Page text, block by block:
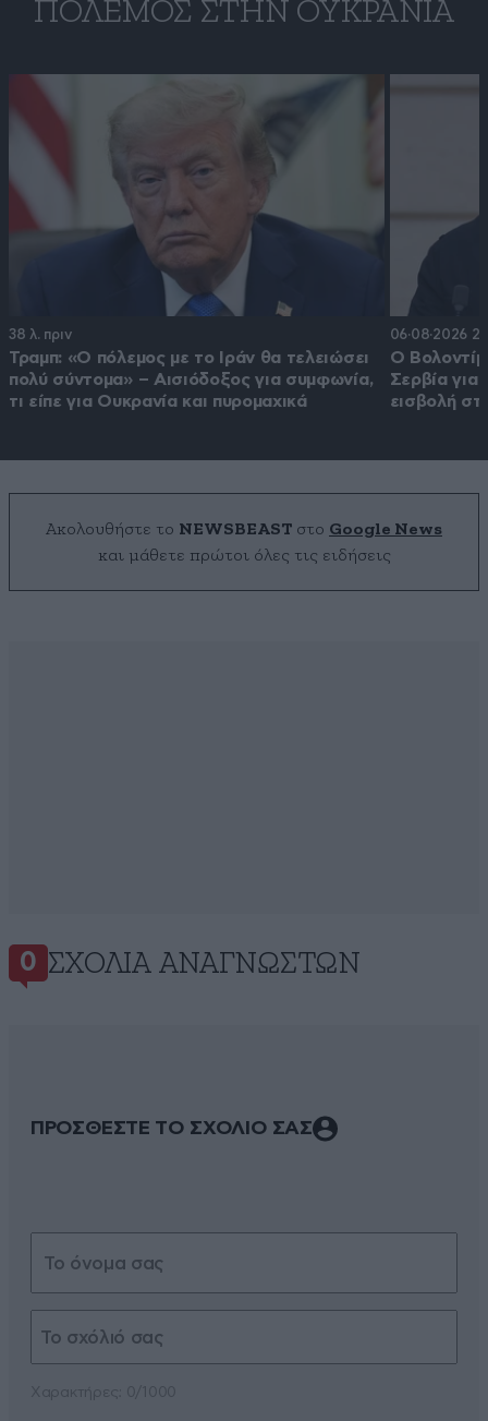
ΠΌΛΕΜΟΣ ΣΤΗΝ ΟΥΚΡΑΝΊΑ
38 λ. πριν
Τραμπ: «Ο πόλεμος με το Ιράν θα τελειώσει
πολύ σύντομα» – Αισιόδοξος για συμφωνία,
τι είπε για Ουκρανία και πυρομαχικά
06·08·2026
Ο
Σερβία
εισβολή
Ακολουθήστε το NEWSBEAST στο Google News
και μάθετε πρώτοι όλες τις ειδήσεις
0 ΣΧΌΛΙΑ ΑΝΑΓΝΩΣΤΏΝ
ΠΡΟΣΘΕΣΤΕ ΤΟ ΣΧΟΛΙΟ ΣΑΣ